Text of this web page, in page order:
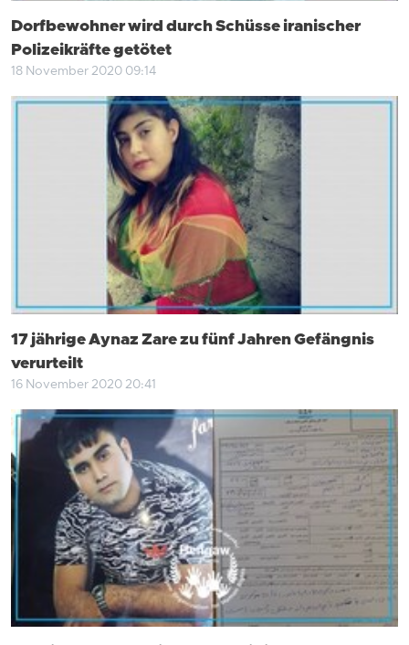
Dorfbewohner wird durch Schüsse iranischer
Polizeikräfte getötet
18 November 2020 09:14
17 jährige Aynaz Zare zu fünf Jahren Gefängnis
verurteilt
16 November 2020 20:41